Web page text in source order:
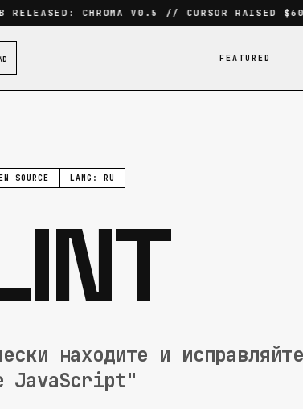
CHROMA V0.5 // CURSOR RAISED
FEATURED
SOURCE LANG: RU
находите и
JavaScript"